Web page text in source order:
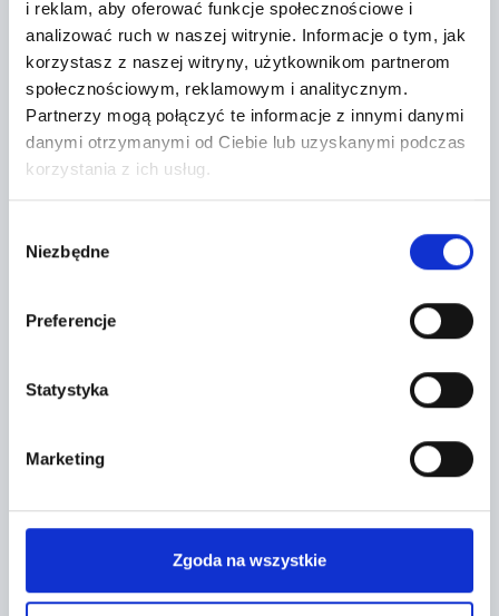
i reklam, aby oferować funkcje społecznościowe i
analizować ruch w naszej witrynie. Informacje o tym, jak
korzystasz z naszej witryny, użytkownikom partnerom
społecznościowym, reklamowym i analitycznym.
Partnerzy mogą połączyć te informacje z innymi danymi
danymi otrzymanymi od Ciebie lub uzyskanymi podczas
korzystania z ich usług.
zgody
Niezbędne
Preferencje
Statystyka
Marketing
Zgoda na wszystkie
WEJDŹ NA AUKCJĘ
dzień(2026-08-10)
Moc silnika
500 KM
2019
Nr rej.
FG2106S